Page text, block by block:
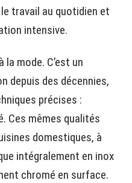
travail au quotidien et
intensive.
la mode. C’est un
depuis des décennies,
précises :
Ces mêmes qualités
domestiques, à
intégralement en inox
chromé en surface.